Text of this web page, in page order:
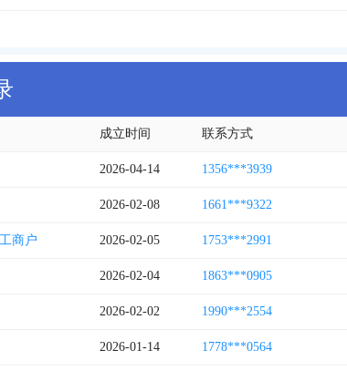
成立时间 联系方式
2026-04-14 1356***3939
2026-02-08 1661***9322
商户 2026-02-05 1753***2991
2026-02-04 1863***0905
2026-02-02 1990***2554
2026-01-14 1778***0564